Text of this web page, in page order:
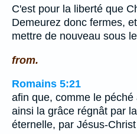
C'est pour la liberté que
Demeurez donc fermes,
mettre de nouveau sous
from.
Romains 5:21
afin que, comme le
ainsi la grâce régnât par
éternelle, par Jésus-